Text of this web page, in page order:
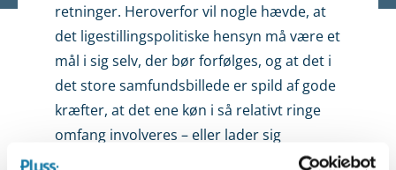
retninger. Heroverfor vil nogle hævde, at
det ligestillingspolitiske hensyn må være et
mål i sig selv, der bør forfølges, og at det i
det store samfundsbillede er spild af gode
kræfter, at det ene køn i så relativt ringe
omfang involveres – eller lader sig
involvere – i bestyrelsesarbejde.